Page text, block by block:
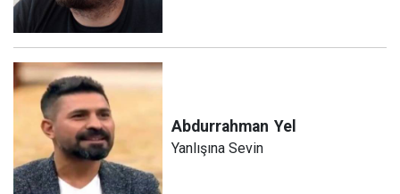
Abdurrahman Yel
Yanlışına Sevin